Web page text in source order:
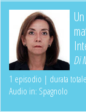
Di
1 episodio | durata
Audio in: Spagnolo